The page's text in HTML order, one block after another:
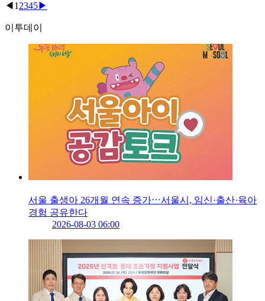
◀ 1 2345▶
이투데이
서울 출생아 26개월 연속 증가⋯서울시, 임신·출산·육아
경험 공유한다
2026-08-03 06:00